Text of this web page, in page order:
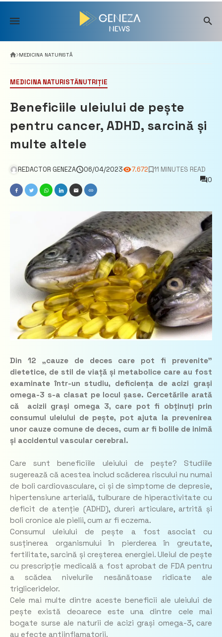
Skip
content
MEDICINA NATURISTĂ
MEDICINA NATURISTĂNUTRIȚIE
Beneficiile uleiului de pește
pentru cancer, ADHD, sarcină și
multe altele
REDACTOR GENEZA 06/04/2023 7.672
11 MINUTES READ
0
Din 12 „cauze de deces care pot fi prevenite”
dietetice, de stil de viață și metabolice care au fost
examinate într-un studiu, deficiența de acizi grași
omega-3 s-a clasat pe locul șase. Cercetările arată
că acizii grași omega 3, care pot fi obținuți prin
consumul uleiului de pește, pot ajuta la prevenirea
unor cauze comune de deces, cum ar fi bolile de inimă
și accidentul vascular cerebral.
Care sunt beneficiile uleiului de pește? Studiile
sugerează că acestea includ scăderea riscului nu numai
de boli cardiovasculare, ci și de simptome de depresie,
hipertensiune arterială, tulburare de hiperactivitate cu
deficit de atenție (ADHD), dureri articulare, artrită și
boli cronice ale pielii, cum ar fi eczema.
Consumul uleiului de pește a fost asociat cu
susținerea organismului în pierderea în greutate,
fertilitate, sarcină și creșterea energiei. Uleiul de pește
cu prescripție medicală a fost aprobat de FDA pentru
a scădea nivelurile nesănătoase ridicate ale
trigliceridelor.
Cele mai multe dintre aceste beneficii ale uleiului de
pește există deoarece este una dintre cele mai
bogate surse ale naturii de acizi grași omega-3, care
au efecte antiinflamatorii.